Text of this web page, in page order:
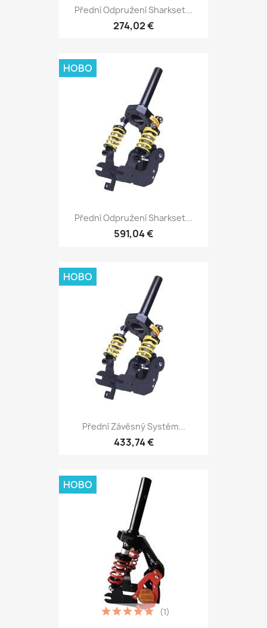
Přední Odpružení Sharkset...
274,02 €
Přední Odpružení Sharkset...
591,04 €
НОВО
Přední Závěsný Systém...
433,74 €
НОВО
(1)
НОВО